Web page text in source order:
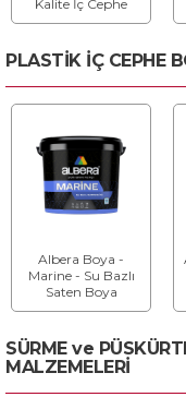
Kalite İç Cephe
Duvar Boyası
PLASTİK İÇ CEPHE
Albera Boya -
Marine - Su Bazlı
Saten Boya
SÜRME ve
MALZEMELERİ